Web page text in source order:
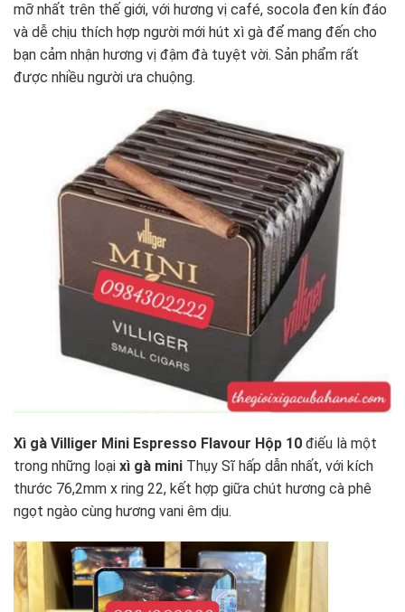
mỡ nhất trên thế giới, với hương vị café, socola đen kín đáo
và dễ chịu thích hợp người mới hút xì gà để mang đến cho
bạn cảm nhận hương vị đậm đà tuyệt vời. Sản phẩm rất
được nhiều người ưa chuộng.
Xì gà Villiger Mini Espresso Flavour Hộp 10 điếu là một
trong những loại xì gà mini Thụy Sĩ hấp dẫn nhất, với kích
thước 76,2mm x ring 22, kết hợp giữa chút hương cà phê
ngọt ngào cùng hương vani êm dịu.